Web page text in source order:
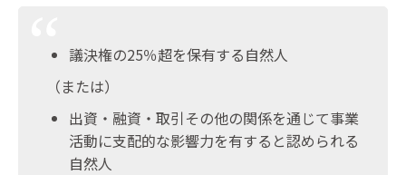
議決権の25％超を保有する自然人
（または）
出資・融資・取引その他の関係を通じて事業
活動に支配的な影響力を有すると認められる
自然人